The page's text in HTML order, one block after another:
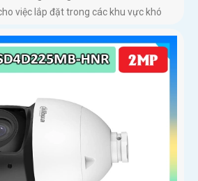
việc lắp đặt trong các khu vực khó